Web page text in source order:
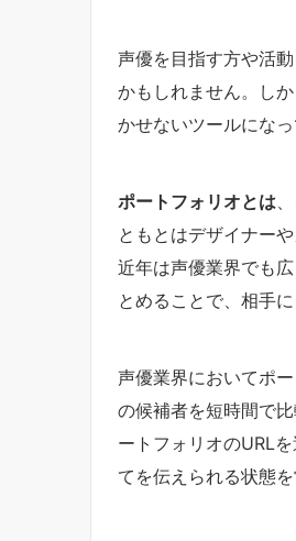
声優を目指す方や活
かもしれません。し
かせないツールにな
ポートフォリオとは
ともとはデザイナー
近年は声優業界でも
とめることで、相手
声優業界においてポ
の候補者を短時間で
ートフォリオのURL
てを伝えられる状態